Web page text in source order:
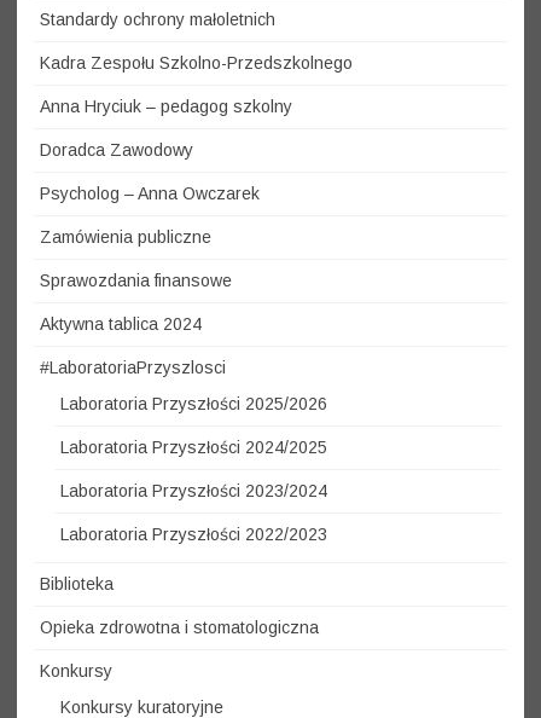
Standardy ochrony małoletnich
Kadra Zespołu Szkolno-Przedszkolnego
Anna Hryciuk – pedagog szkolny
Doradca Zawodowy
Psycholog – Anna Owczarek
Zamówienia publiczne
Sprawozdania finansowe
Aktywna tablica 2024
#LaboratoriaPrzyszlosci
Laboratoria Przyszłości 2025/2026
Laboratoria Przyszłości 2024/2025
Laboratoria Przyszłości 2023/2024
Laboratoria Przyszłości 2022/2023
Biblioteka
Opieka zdrowotna i stomatologiczna
Konkursy
Konkursy kuratoryjne